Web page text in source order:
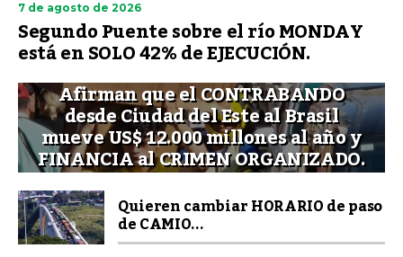
7 de agosto de 2026
Segundo Puente sobre el río MONDAY
está en SOLO 42% de EJECUCIÓN.
Afirman que el CONTRABANDO
desde Ciudad del Este al Brasil
mueve US$ 12.000 millones al año y
FINANCIA al CRIMEN ORGANIZADO.
Quieren cambiar HORARIO de paso
de CAMIO...